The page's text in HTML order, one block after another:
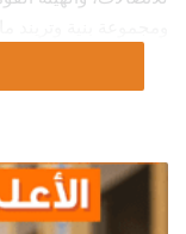
اهتمام المؤسسات
العلاقات المهنية
وتشهد البطولة
"نقصاك